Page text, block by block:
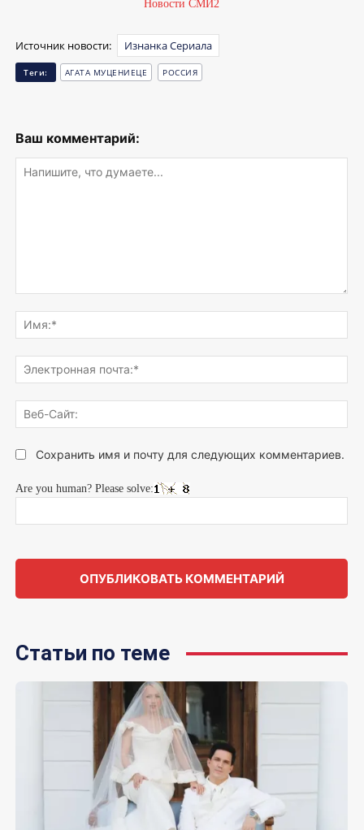
Новости СМИ2
Источник новости: Изнанка Сериала
Теги: АГАТА МУЦЕНИЕЦЕ РОССИЯ
Ваш комментарий:
что
думаете...
Сохранить имя и почту для следующих комментариев.
Are you human? Please solve:
Статьи по теме